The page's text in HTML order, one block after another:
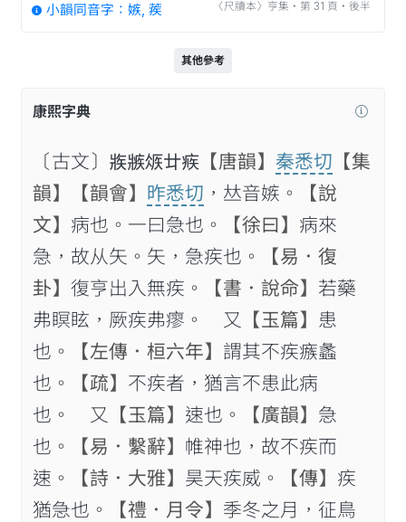
〈尺牘本〉亨集‧第 31 頁‧後半
小韻同音字：嫉, 蒺
其他參考
康熙字典
〔古文〕𤕼𤖏𥏂𠥻𤶅 【唐韻】 秦悉切 【集
韻】
【韻會】 昨悉切 ，𠀤音嫉。
【說
文】 病也。一曰急也。 【徐曰】 病來
急，故从矢。矢，急疾也。
【易．復
卦】 復亨出入無疾。 【書．說命】 若藥
弗瞑眩，厥疾弗瘳。 又
【玉篇】 患
也。
【左傳．桓六年】 謂其不疾瘯蠡
也。
【疏】 不疾者，猶言不患此病
也。 又
【玉篇】 速也。 【廣韻】 急
也。
【易．繫辭】 帷神也，故不疾而
速。
【詩．大雅】 昊天疾威。 【傳】 疾
猶急也。
【禮．月令】 季冬之月，征鳥